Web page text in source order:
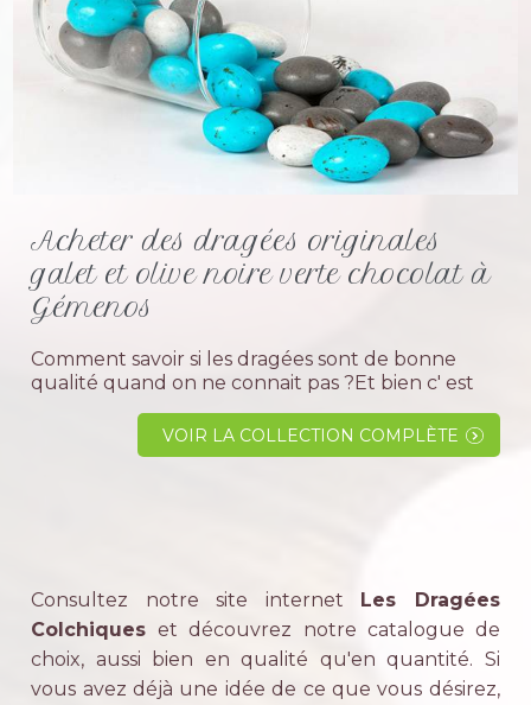
Acheter des dragées originales
galet et olive noire verte chocolat à
Gémenos
Comment savoir si les dragées sont de bonne
qualité quand on ne connait pas ?Et bien c' est
spécialiste dans la dragée, ayant des années d'...
VOIR LA COLLECTION COMPLÈTE
Consultez notre site internet Les Dragées
Colchiqueset découvrez notre catalogue de
choix, aussi bien en qualité qu'en quantité. Si
vous avez déjà une idée de ce que vous désirez,